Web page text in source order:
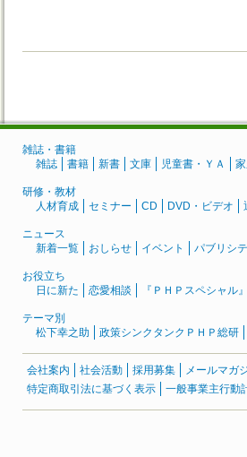
雑誌・書籍
雑誌
書籍 新書 文庫 児童書・ＹＡ
研修・教材
人材育成
セミナー CD DVD・ビデオ
ニュース
新着一覧
おしらせ イベント パブリシ
お役立ち
日に新た
恋愛相談 『ＰＨＰスペシャル
テーマ別
松下幸之助
政策シンクタンクＰＨＰ総研
会社案内 社会活動 採用募集 メールマガ
特定商取引法に基づく表示
一般事業主行動